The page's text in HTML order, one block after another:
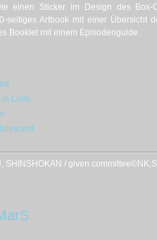
einen Sticker im Design des Box-
seitiges Artbook mit einer Übersicht
Booklet mit einem Episodenguide.
in Love
SHINSHOKAN / given